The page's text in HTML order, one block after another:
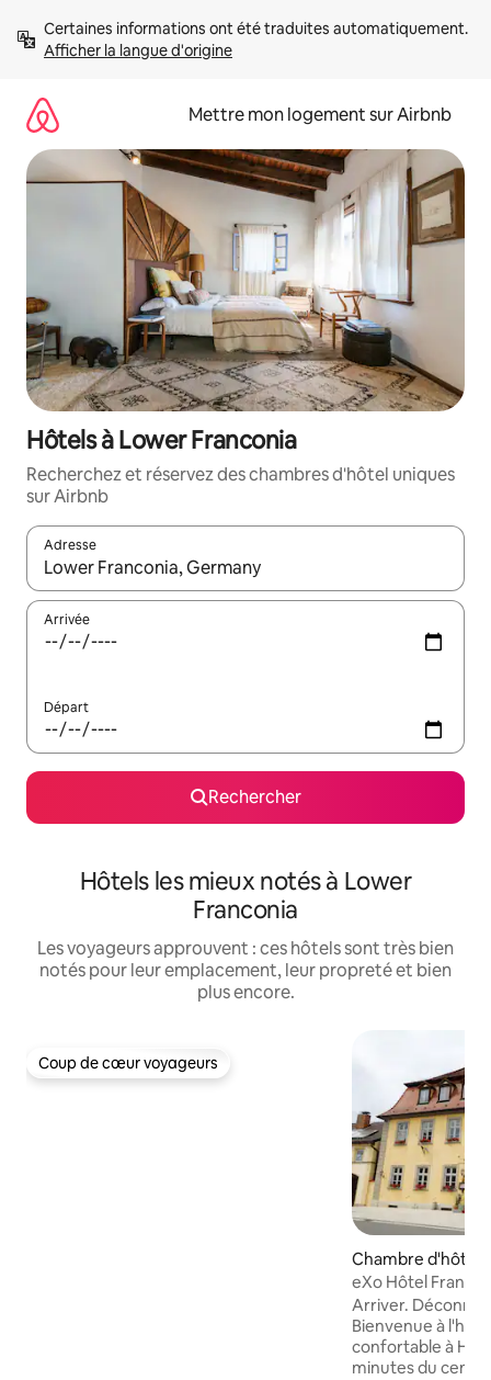
directement
Afficher la langue d'origine
Mettre mon logement sur Airbnb
Hôtels à Lower Franconia
Recherchez et réservez des chambres d'hôtel uniques
sur Airbnb
Adresse
Lorsque les résultats s'affichent, utilisez les flèches vers le
Arrivée
Départ
Rechercher
Hôtels les mieux notés à Lower
Franconia
Les voyageurs approuvent : ces hôtels sont très bien
notés pour leur emplacement, leur propreté et bien
plus encore.
Coup de cœur voyageurs
Coup de cœur voyageurs
Chambre d'hôtel
eXo Hôtel Franka
Arriver.
Bienvenue à
confortable à
minutes du